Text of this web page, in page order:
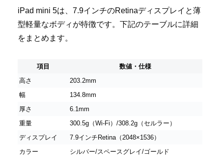
iPad mini 5は、7.9インチのRetinaディスプレイと薄
型軽量なボディが特徴です。下記のテーブルに詳細
をまとめます。
項目
数値・仕様
高さ
203.2mm
幅
134.8mm
厚さ
6.1mm
重量
300.5g（Wi-Fi）/308.2g（セルラー）
ディスプレイ
7.9インチRetina（2048×1536）
カラー
シルバー/スペースグレイ/ゴールド